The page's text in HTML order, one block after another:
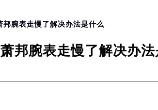
际金融中心写字楼35层3508室（需提前预约
楼1号楼16层1604室（需提前预约）
邦腕表走慢了解决办法是什么
萧邦腕表走慢了解决办法